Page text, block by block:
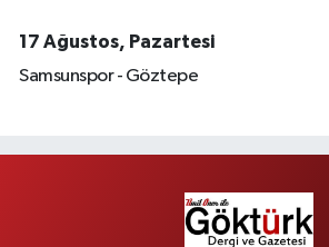
17 Ağustos, Pazartesi
Samsunspor - Göztepe